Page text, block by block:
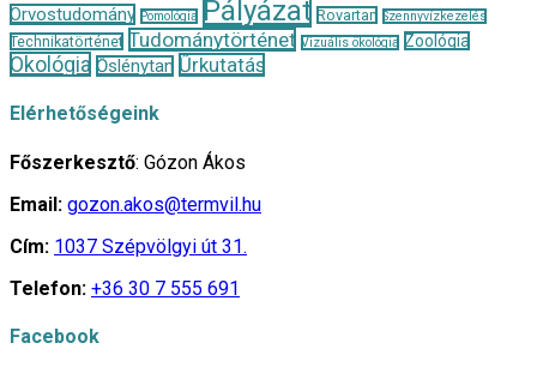
Orvostudomány Pomológia Pályázat Rovartan Szennyvízkezelés
Technikatörténet Tudománytörténet Vizuális ökológia Zoológia
Ökológia Őslénytan Űrkutatás
Elérhetőségeink
Főszerkesztő: Gózon Ákos
Email: gozon.akos@termvil.hu
Cím: 1037 Szépvölgyi út 31.
Telefon: +36 30 7 555 691
Facebook